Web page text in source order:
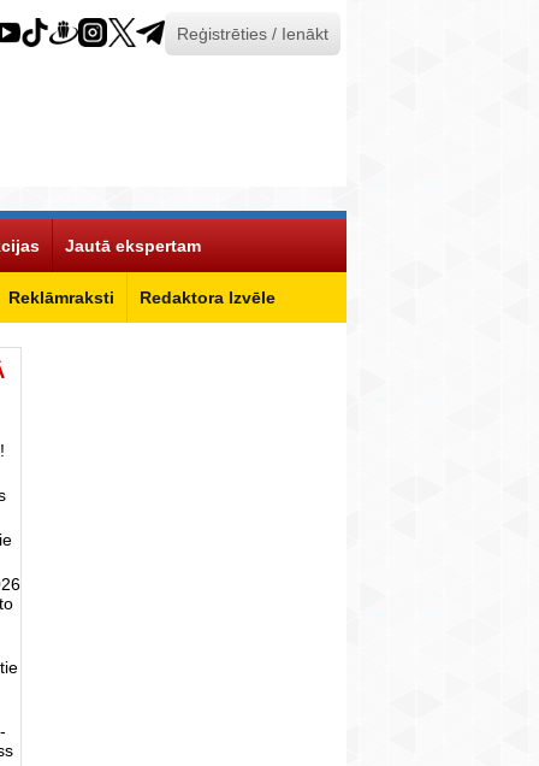
Reģistrēties / Ienākt
Reklāmraksti Redaktora Izvēle
Jautā ekspertam